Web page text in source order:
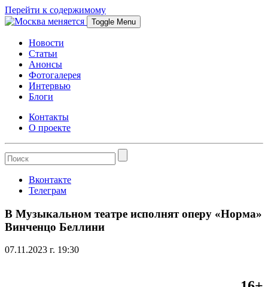
Перейти к содержимому
Toggle Menu
Новости
Статьи
Анонсы
Фотогалерея
Интервью
Блоги
Контакты
О проекте
Вконтакте
Телеграм
В Музыкальном театре исполнят оперу «Норма»
Винченцо Беллини
07.11.2023 г. 19:30